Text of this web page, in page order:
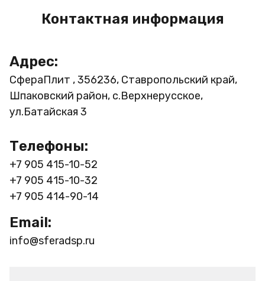
Контактная информация
Адрес:
СфераПлит , 356236, Ставропольский край,
Шпаковский район, с.Верхнерусское,
ул.Батайская 3
Телефоны:
+7 905 415-10-52
+7 905 415-10-32
+7 905 414-90-14
Email:
info@sferadsp.ru